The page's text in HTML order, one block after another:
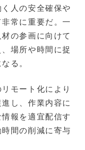
人の安全確保や
常に重要だ。一
の参画に向けて
場所や時間に捉
る。
モート化により
し、作業内容に
報を適宜配信す
間の削減に寄与